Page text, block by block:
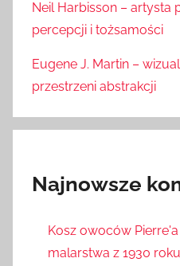
Neil Harbisson – artysta
percepcji i tożsamości
Eugene J. Martin –
przestrzeni abstrakcji
Najnowsze
Kosz owoców
malarstwa z 1930